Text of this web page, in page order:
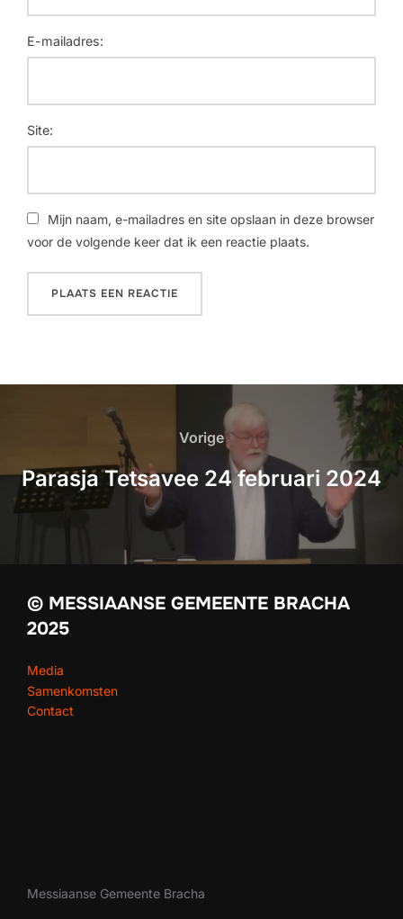
E-mailadres:
Site:
Mijn naam, e-mailadres en site opslaan in deze browser
voor de volgende keer dat ik een reactie plaats.
Vorige
Parasja Tetsavee 24 februari 2024
© MESSIAANSE GEMEENTE BRACHA
2025
Media
Samenkomsten
Contact
Messiaanse Gemeente Bracha